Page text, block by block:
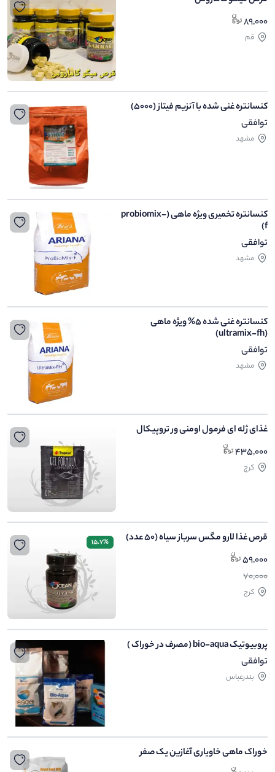
89,000
قم
کنسانتره غنی شده با آنزیم فیتاز (5000)
توافقی
مشهد
کنسانتره تخمیری ویژه ماهی (probiomix-
f)
توافقی
مشهد
کنسانتره غنی شده 5% ویژه ماهی
(ultramix-fh)
توافقی
مشهد
غذای ژله ای فرمول اومنی ور تروپیکال
435,000
کرج
قرص غذا لارو مگس سرباز سیاه (50 عدد)
59,000
70,000
کرج
15.7%
پروبیوتیک bio-aqua (مصرف در خوراک )
توافقی
بندرعباس
خوراک ماهی خاویاری آغازین یک صفر